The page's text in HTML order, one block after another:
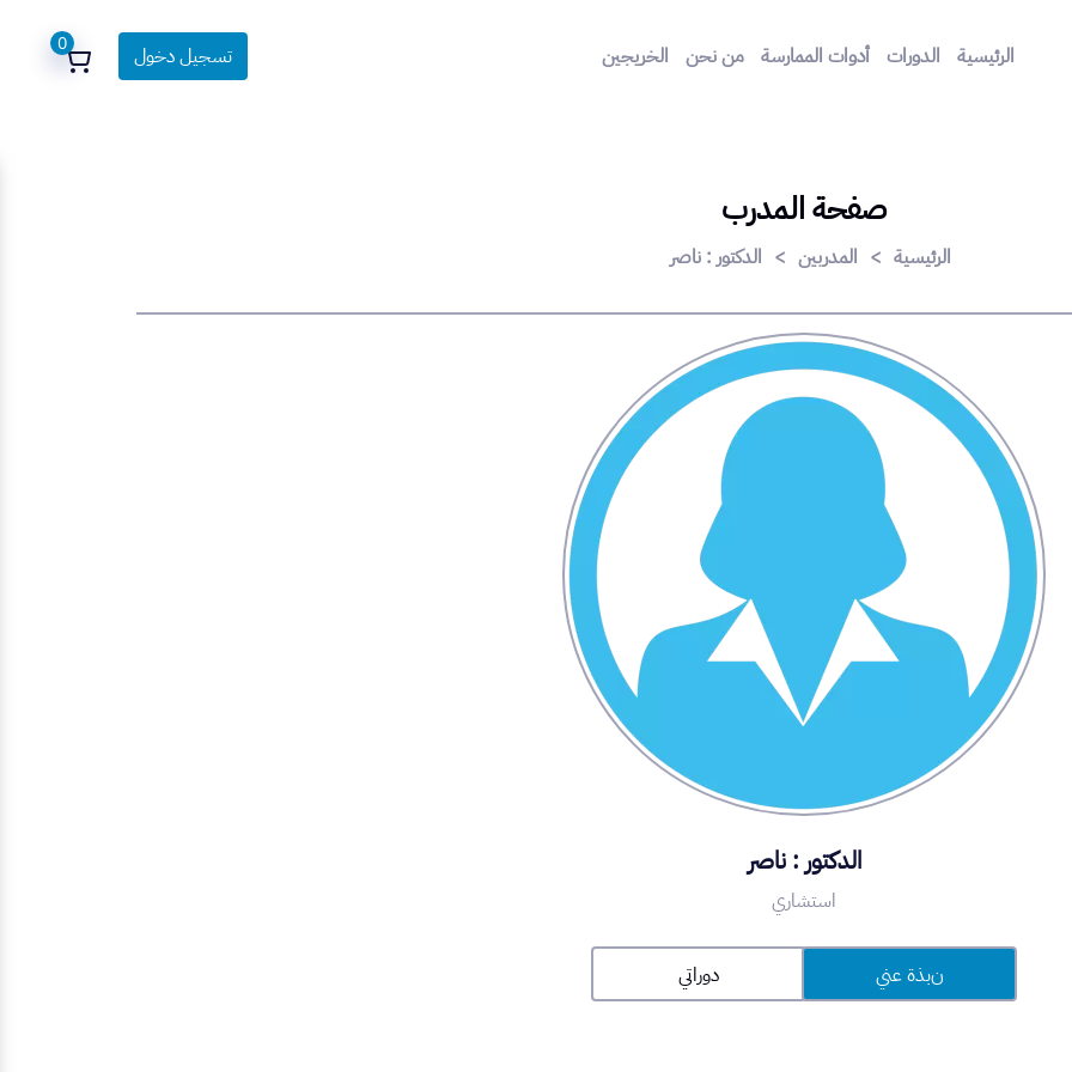
الرئيسية الدورات أدوات الممارسة من نحن الخريجين تسجيل دخول 0
صفحة المدرب
الرئيسية > المدربين > الدكتور : ناصر
الدكتور : ناصر
استشاري
نبذة عني دوراتي